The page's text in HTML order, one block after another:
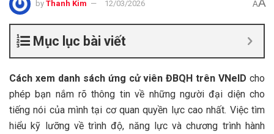
by Thanh Kim 12/03/2026 AA
Mục lục bài viết
Cách xem danh sách ứng cử viên ĐBQH trên VNeID cho
phép bạn nắm rõ thông tin về những người đại diện cho
tiếng nói của mình tại cơ quan quyền lực cao nhất. Việc tìm
hiểu kỹ lưỡng về trình độ, năng lực và chương trình hành